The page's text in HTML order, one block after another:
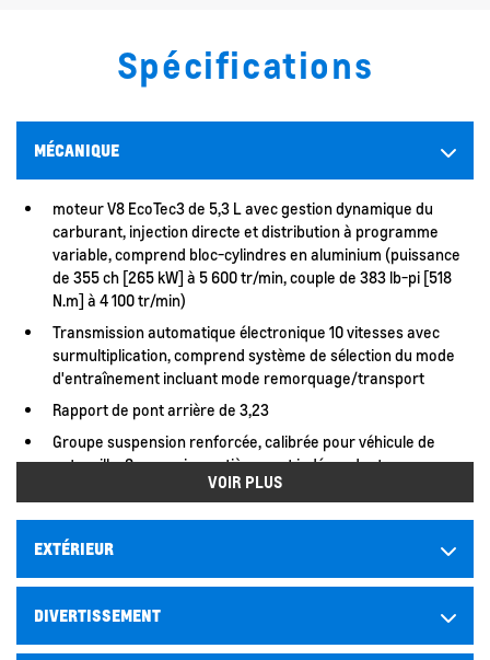
Spécifications
MÉCANIQUE
moteur V8 EcoTec3 de 5,3 L avec gestion dynamique du
carburant, injection directe et distribution à programme
variable, comprend bloc-cylindres en aluminium (puissance
de 355 ch [265 kW] à 5 600 tr/min, couple de 383 lb-pi [518
N.m] à 4 100 tr/min)
Transmission automatique électronique 10 vitesses avec
surmultiplication, comprend système de sélection du mode
d'entraînement incluant mode remorquage/transport
Rapport de pont arrière de 3,23
Groupe suspension renforcée, calibrée pour véhicule de
patrouille. Suspension entièrement indépendante avec
amortisseurs monotubes, ressorts hélicoïdaux linéaires,
commande du moteur avec interrupteur de désactivation
de l'arrêt au ralenti non verrouillable
VOIR PLUS
EXTÉRIEUR
DIVERTISSEMENT